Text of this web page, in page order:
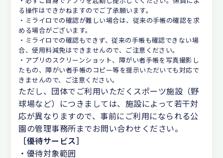
る操作はできかねますのでご了承願います。
・ミライロでの確認が難しい場合は、従来の手帳の確認を求
める場合がございます。
・ミライロでの確認もできず、従来の手帳も確認できない場
合、使用料減免はできませんので、ご注意ください。
・アプリのスクリーンショット、障がい者手帳を写真撮影し
たもの、障がい者手帳のコピー等を提示いただいても対応で
きませんので、ご注意ください。
ただし、団体でご利用いただくスポーツ施設（野
球場など）につきましては、施設によって若干対
応が異なりますので、事前にご利用になられる公
園の管理事務所までお問い合わせください。
［優待サービス］
・優待対象範囲